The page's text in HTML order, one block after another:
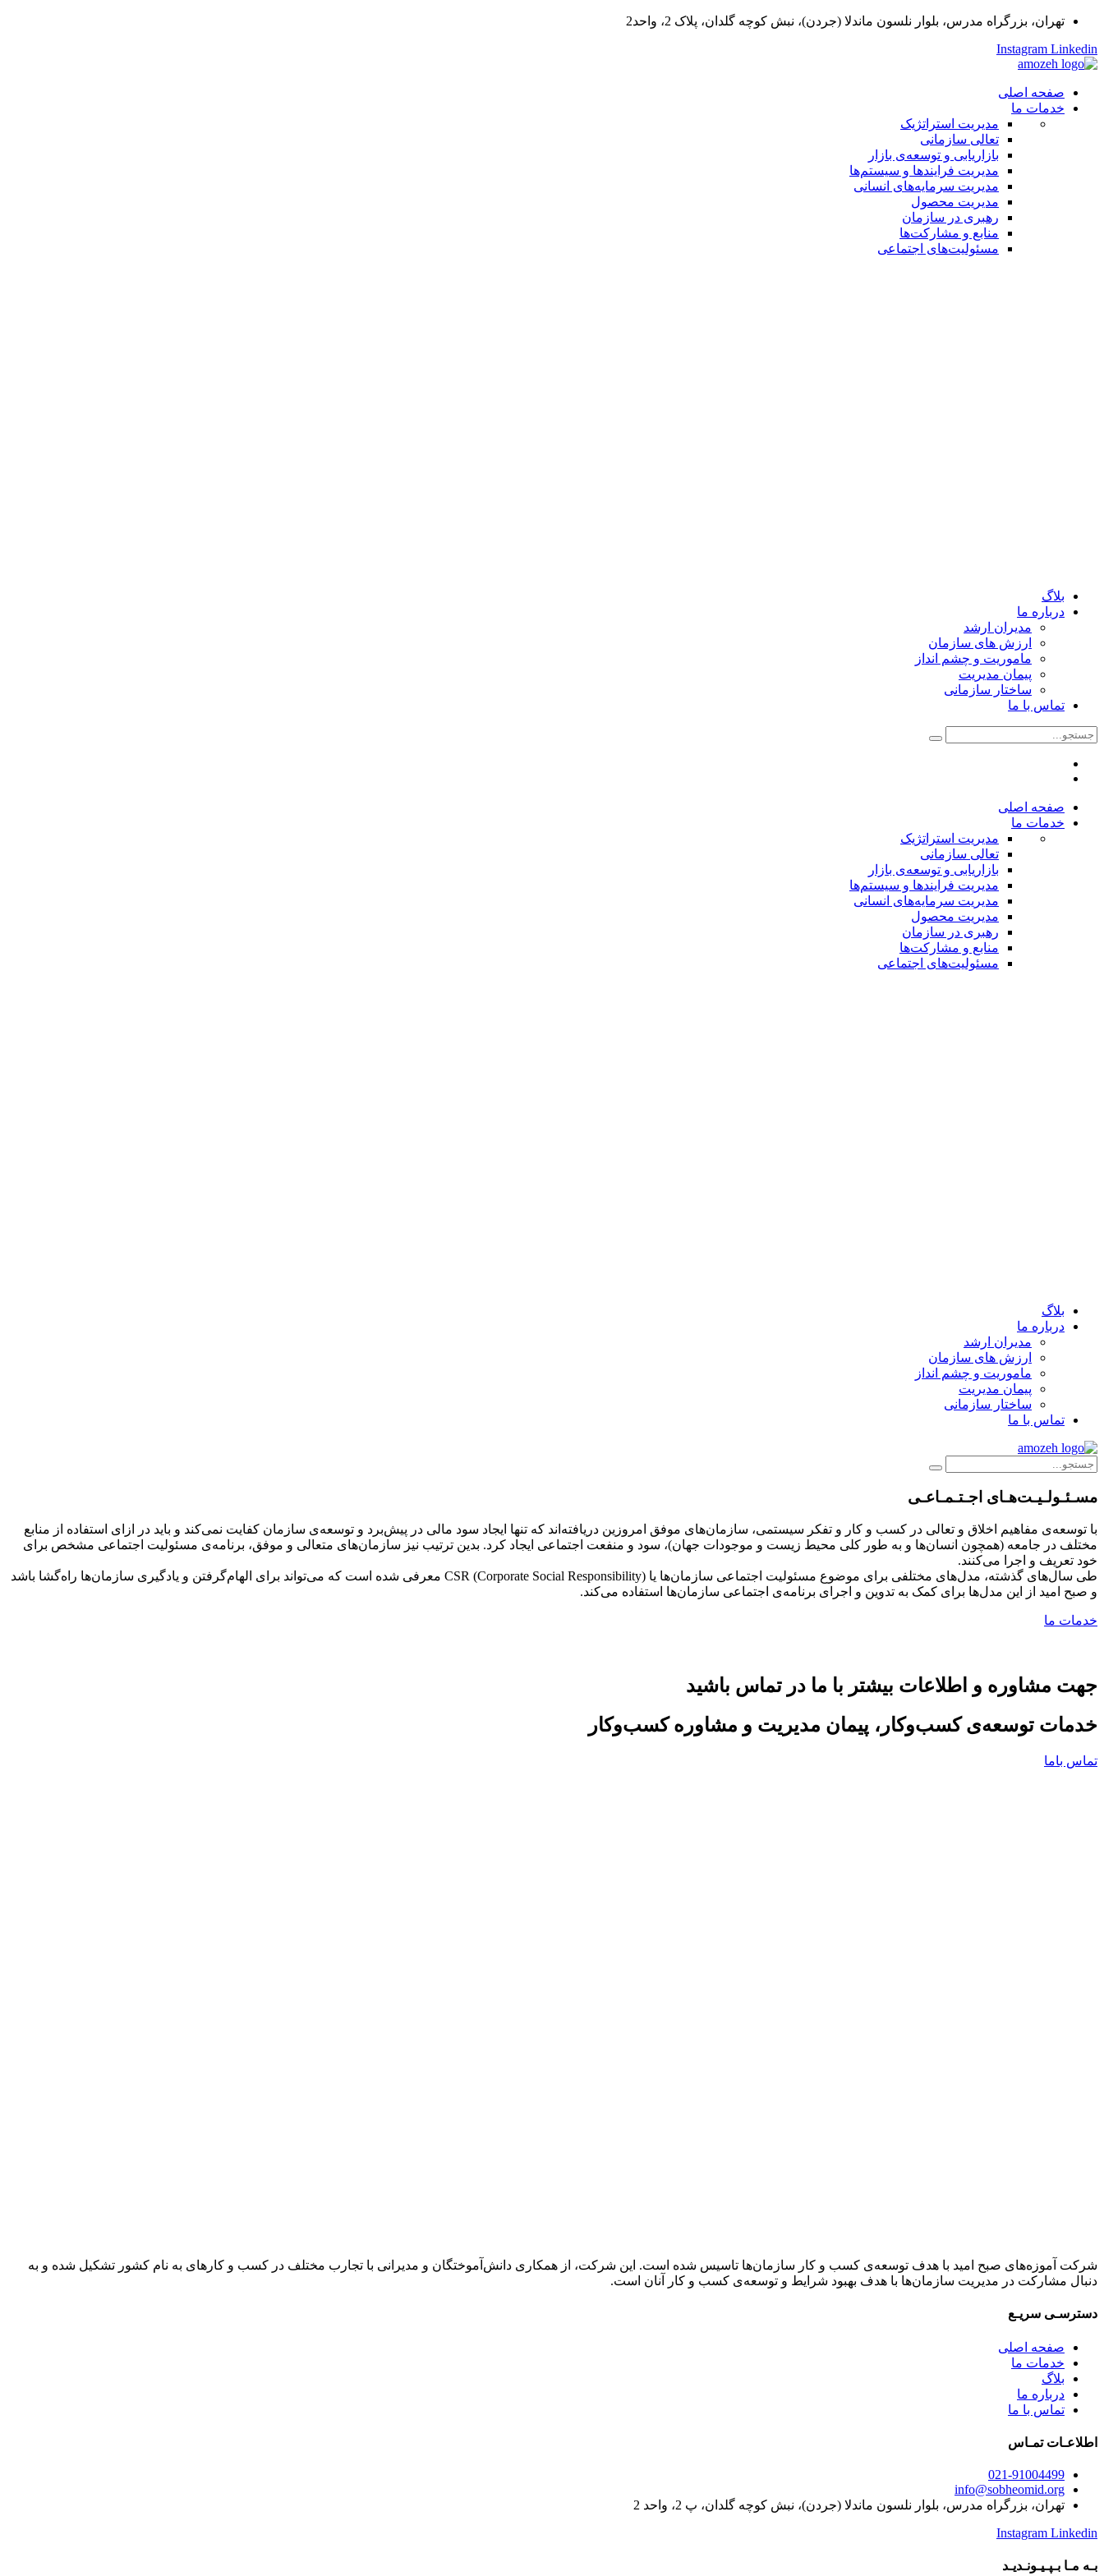
تهران، بزرگراه مدرس، بلوار نلسون ماندلا (جردن)، نبش کوچه گلدان، پلاک 2، واحد2
Instagram Linkedin
صفحه اصلی
خدمات ما
مدیریت استراتژیک
تعالی سازمانی
بازاریابی و توسعه‌ی بازار
مدیریت فرایندها و سیستم‌ها
مدیریت سرمایه‌های انسانی
مدیریت محصول
رهبری در سازمان
منابع و مشارکت‌ها
مسئولیت‌های اجتماعی
بلاگ
درباره ما
مدیران ارشد
ارزش‌ های سازمان
ماموریت و چشم انداز
پیمان مدیریت
ساختار سازمانی
تماس با ما
صفحه اصلی
خدمات ما
مدیریت استراتژیک
تعالی سازمانی
بازاریابی و توسعه‌ی بازار
مدیریت فرایندها و سیستم‌ها
مدیریت سرمایه‌های انسانی
مدیریت محصول
رهبری در سازمان
منابع و مشارکت‌ها
مسئولیت‌های اجتماعی
بلاگ
درباره ما
مدیران ارشد
ارزش‌ های سازمان
ماموریت و چشم انداز
پیمان مدیریت
ساختار سازمانی
تماس با ما
مسـئـولـیـت‌هـای اجـتـمـاعـی
با توسعه‌ی مفاهیم اخلاق و تعالی در کسب و کار و تفکر سیستمی، سازمان‌های موفق امروزین دریافته‌اند که تنها ایجاد سود مالی در پیش‌برد و توسعه‌ی سازمان کفایت نمی‌کند و باید در ازای استفاده از منابع
مختلف در جامعه (همچون انسان‌ها و به طور کلی محیط زیست و موجودات جهان)، سود و منفعت اجتماعی ایجاد کرد. بدین ترتیب نیز سازمان‌های متعالی و موفق، برنامه‌ی مسئولیت اجتماعی مشخص برای
خود تعریف و اجرا می‌کنند.
طی سال‌های گذشته، مدل‌های مختلفی برای موضوع مسئولیت اجتماعی سازمان‌ها یا CSR (Corporate Social Responsibility) معرفی شده است که می‌تواند برای الهام‌گرفتن و یادگیری سازمان‌ها راه‌گشا باشد
و صبح امید از این مدل‌ها برای کمک به تدوین و اجرای برنامه‌ی اجتماعی سازمان‌ها استفاده می‌کند.
خدمات ما
جهت مشاوره و اطلاعات بیشتر با ما در تماس باشید
خدمات توسعه‌ی کسب‌وکار، پیمان مدیریت و مشاوره کسب‌وکار
تماس باما
شرکت آموزه‌های صبح امید با هدف توسعه‌ی کسب و کار سازمان‌ها تاسیس شده است. این شرکت، از همکاری دانش‌آموختگان و مدیرانی با تجارب مختلف در کسب و کارهای به نام کشور تشکیل شده و به
دنبال مشارکت در مدیریت سازمان‌ها با هدف بهبود شرایط و توسعه‌ی کسب و کار آنان است.
دسترسـی سریـع
صفحه اصلی
خدمات ما
بلاگ
درباره ما
تماس با ما
اطلاعـات تمـاس
021-91004499
info@sobheomid.org
تهران، بزرگراه مدرس، بلوار نلسون ماندلا (جردن)، نبش کوچه گلدان، پ 2، واحد 2
Instagram Linkedin
بـه مـا بـپـیـونـدیـد